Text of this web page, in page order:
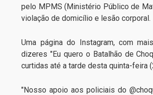
pelo MPMS (Ministério Público de
violação de domicílio e lesão corporal.
Uma página do Instagram, com
dizeres "Eu quero o Batalhão de
curtidas até a tarde desta quinta-feira
"Nosso apoio aos policiais do